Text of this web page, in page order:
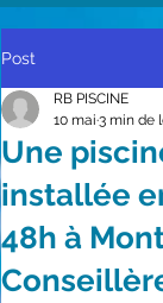
Post
Une
installée
48h à
RB PISCINE
10 mai 3 min de